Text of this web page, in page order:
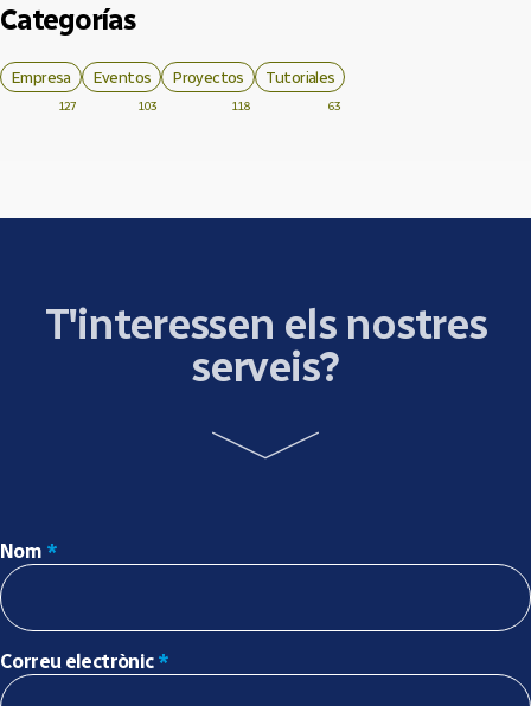
Categorías
Empresa
127
Eventos
103
Proyectos
118
Tutoriales
63
T'interessen els nostres
serveis?
Nom *
Correu electrònic *